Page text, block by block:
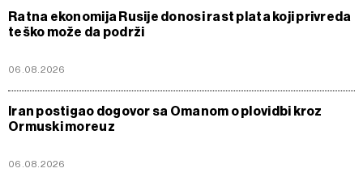
Ratna ekonomija Rusije donosi rast plata koji privreda
teško može da podrži
06.08.2026
Iran postigao dogovor sa Omanom o plovidbi kroz
Ormuski moreuz
06.08.2026